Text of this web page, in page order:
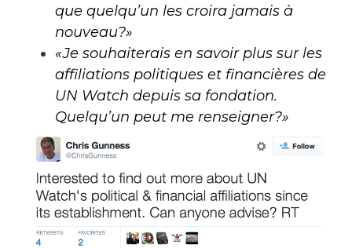
que quelqu’un les croira jamais à
nouveau?»
«Je souhaiterais en savoir plus sur les
affiliations politiques et financières de
UN Watch depuis sa fondation.
Quelqu’un peut me renseigner?»